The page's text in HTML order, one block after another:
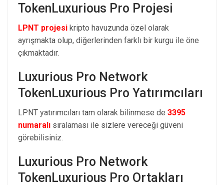
TokenLuxurious Pro Projesi
LPNT projesi kripto havuzunda özel olarak
ayrışmakta olup, diğerlerinden farklı bir kurgu ile öne
çıkmaktadır.
Luxurious Pro Network
TokenLuxurious Pro Yatırımcıları
LPNT yatırımcıları tam olarak bilinmese de 3395
numaralı sıralaması ile sizlere vereceği güveni
görebilisiniz.
Luxurious Pro Network
TokenLuxurious Pro Ortakları